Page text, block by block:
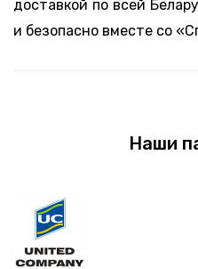
доставкой по всей
и безопасно вместе со
Наши